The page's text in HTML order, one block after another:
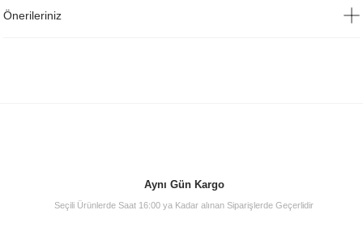
Önerileriniz
Aynı Gün Kargo
Seçili Ürünlerde Saat 16:00 ya Kadar alınan Siparişlerde Geçerlidir